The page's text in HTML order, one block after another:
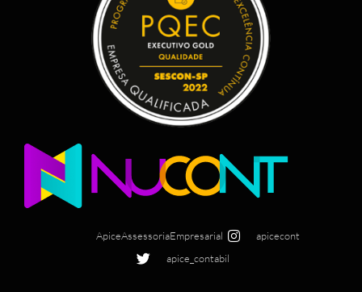
ApiceAssessoriaEmpresarial
apicecont
apice_contabil